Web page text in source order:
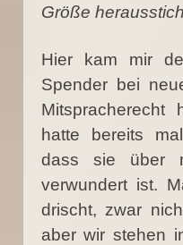
Größe
Hier kam mir
Spender bei
Mitspracherecht
hatte bereits
dass sie über
verwundert ist.
drischt, zwar
aber wir stehen